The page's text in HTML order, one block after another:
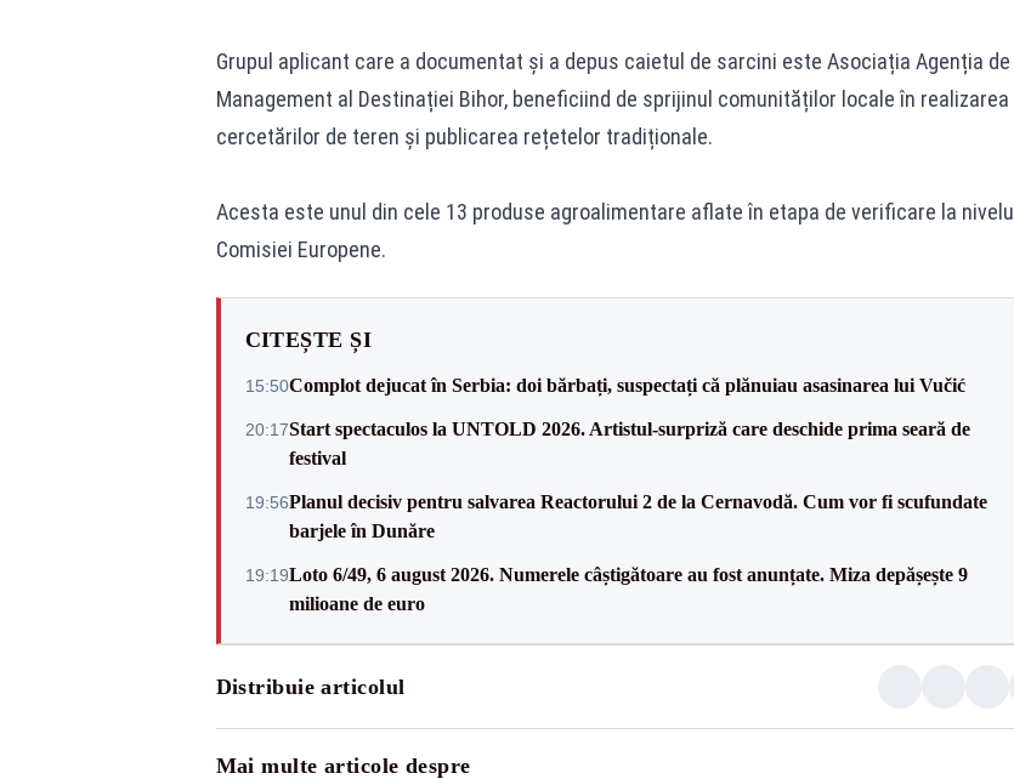
Grupul aplicant care a documentat și a depus caietul de sarcini este Asociația Agenția de
Management al Destinației Bihor, beneficiind de sprijinul comunităților locale în realizarea
cercetărilor de teren și publicarea rețetelor tradiționale.
Acesta este unul din cele 13 produse agroalimentare aflate în etapa de verificare la nivelul
Comisiei Europene.
CITEȘTE ȘI
15:50Complot dejucat în Serbia: doi bărbați, suspectați că plănuiau asasinarea lui Vučić
20:17Start spectaculos la UNTOLD 2026. Artistul-surpriză care deschide prima seară de
festival
19:56Planul decisiv pentru salvarea Reactorului 2 de la Cernavodă. Cum vor fi scufundate
barjele în Dunăre
19:19Loto 6/49, 6 august 2026. Numerele câștigătoare au fost anunțate. Miza depășește 9
milioane de euro
Distribuie articolul
Mai multe articole despre